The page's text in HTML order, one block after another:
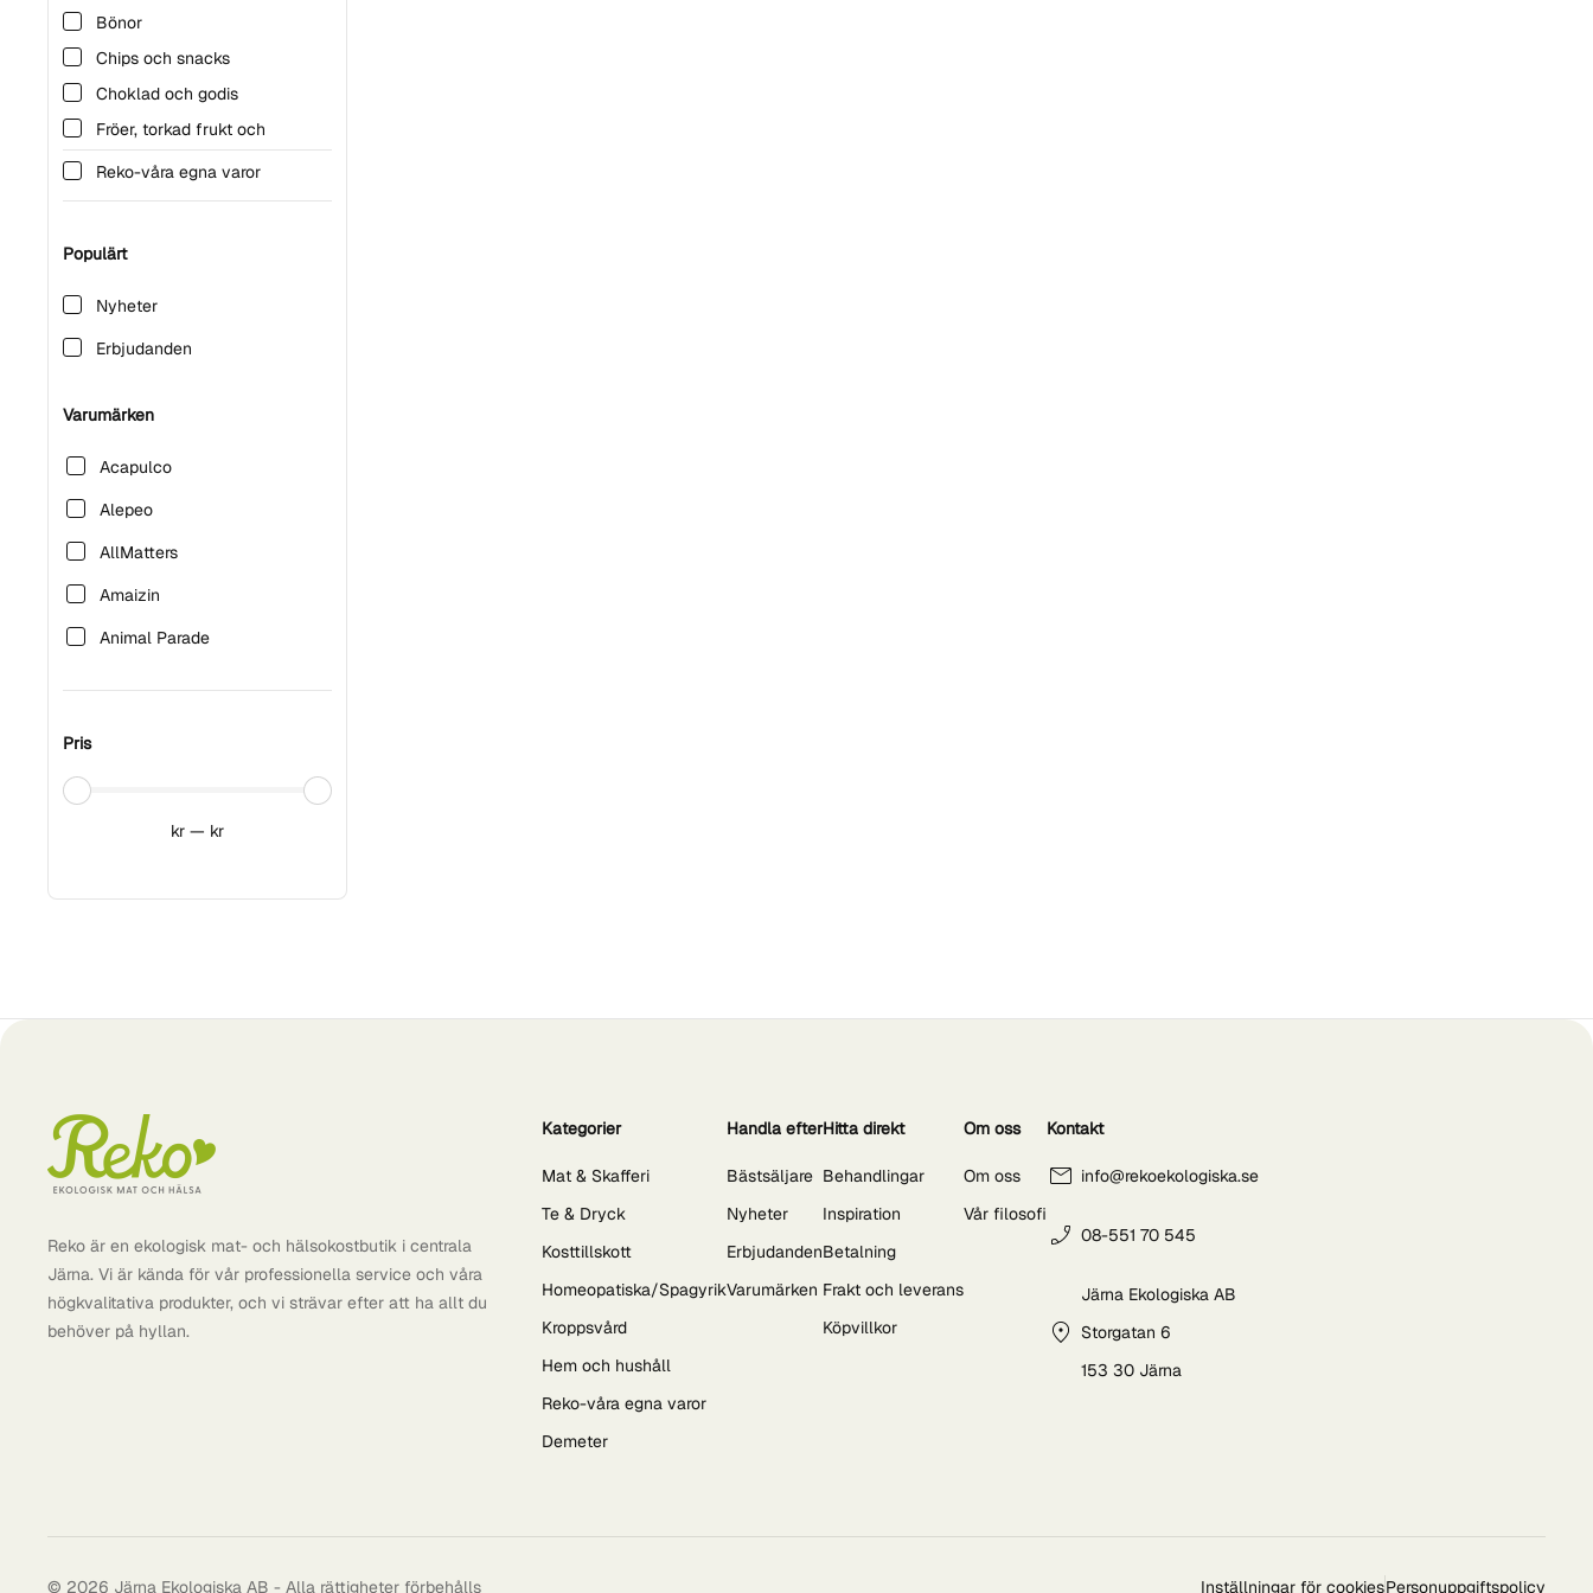
Bönor
Chips och snacks
Choklad och godis
Fröer, torkad frukt och
nötter
Mjöl & gryn
Oljor och fetter
Sylt, marmelad & pålägg
Veganskt
Reko-våra egna varor
Populärt
Nyheter
Erbjudanden
Varumärken
Acapulco
Alepeo
AllMatters
Amaizin
Animal Parade
Clearspring
Dig
Dr. Reckeweg
Dreambars
Epikouros
Gepa
Girolomoni
Hallstavik
Helhetshälsa
Pris
kr— kr
Reko är en ekologisk mat- och hälsokostbutik i centrala
Järna. Vi är kända för vår professionella service och våra
högkvalitativa produkter, och vi strävar efter att ha allt du
behöver på hyllan.
Kategorier
Mat & Skafferi
Te & Dryck
Kosttillskott
Homeopatiska/Spagyrik
Kroppsvård
Hem och hushåll
Reko-våra egna varor
Demeter
Handla efter
Bästsäljare
Nyheter
Erbjudanden
Varumärken
Hitta direkt
Behandlingar
Inspiration
Betalning
Frakt och leverans
Köpvillkor
Om oss
Om oss
Vår filosofi
Kontakt
info@rekoekologiska.se
08-551 70 545
Järna Ekologiska AB
Storgatan 6
153 30 Järna
© 2026 Järna Ekologiska AB - Alla rättigheter förbehålls Inställningar för cookiesPersonuppgiftspolicy